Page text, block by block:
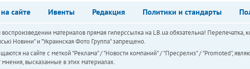
сайте Ивенты Редакция Политики и стандарты
материалов прямая гиперссылка на LB.ua обязательна!
Новини" и "Украинская Фото Группа" запрещено.
на сайте с меткой "Реклама" / "Новости компаний" / "Пресрелиз" / "Promoted",
мнения, высказанные в этих материалах.